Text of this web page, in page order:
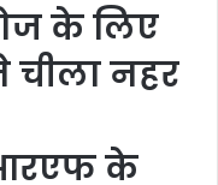
के लिए
नहर
के